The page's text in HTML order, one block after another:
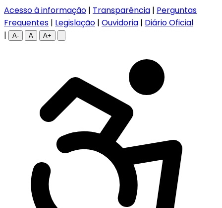
Acesso à informação | Transparência | Perguntas
Frequentes | Legislação | Ouvidoria | Diário Oficial
|
A- A A+